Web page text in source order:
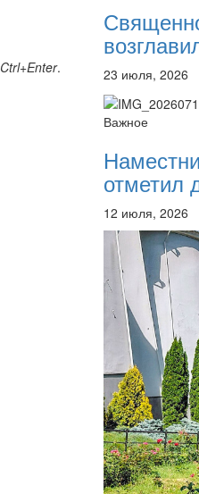
12 сентября 2015
12 сентября 2015
12 сентября 2015
Перейти к архиву
Ctrl+Enter. 23 июля, 2026
Важное
отметил
12 июля, 2026